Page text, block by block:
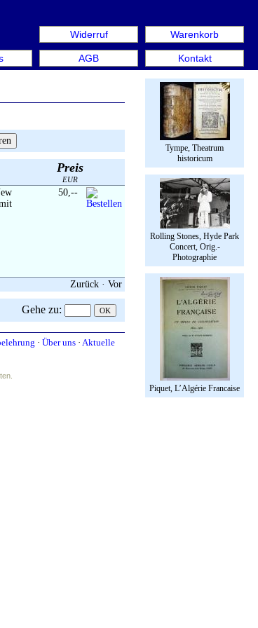
Warenkorb
Kontakt
Widerruf
AGB
Book Week Berlin. Internationale Messe
Tympe, Theatrum
historicum
Rolling Stones, Hyde Park
Concert, Orig.-
Photographie
Piquet, L’Algérie Francaise
Preis
EUR
50,--
Zurück · Vor
Gehe zu:
· Über uns · Aktuelle